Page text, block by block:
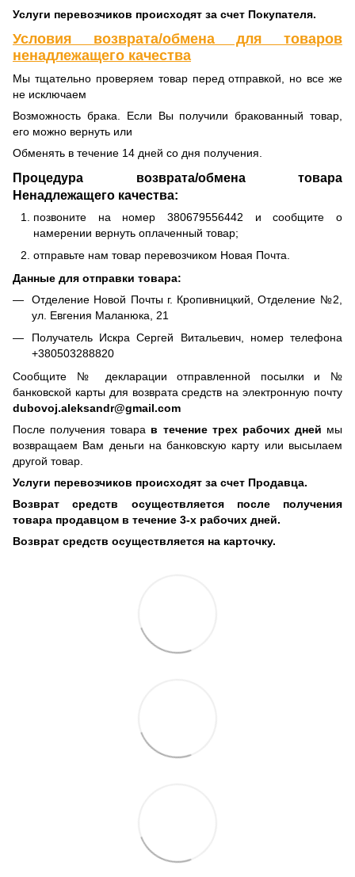
Услуги перевозчиков происходят за счет Покупателя.
Условия возврата/обмена для товаров
ненадлежащего качества
Мы тщательно проверяем товар перед отправкой, но все же
не исключаем
Возможность брака. Если Вы получили бракованный товар,
его можно вернуть или
Обменять в течение 14 дней со дня получения.
Процедура возврата/обмена товара
Ненадлежащего качества:
позвоните на номер 380679556442 и сообщите о
намерении вернуть оплаченный товар;
отправьте нам товар перевозчиком Новая Почта.
Данные для отправки товара:
Отделение Новой Почты г. Кропивницкий, Отделение №2,
ул. Евгения Маланюка, 21
Получатель Искра Сергей Витальевич, номер телефона
+380503288820
Сообщите № декларации отправленной посылки и №
банковской карты для возврата средств на электронную почту
dubovoj.aleksandr@gmail.com
После получения товара в течение трех рабочих дней мы
возвращаем Вам деньги на банковскую карту или высылаем
другой товар.
Услуги перевозчиков происходят за счет Продавца.
Возврат средств осуществляется после получения
товара продавцом в течение 3-х рабочих дней.
Возврат средств осуществляется на карточку.